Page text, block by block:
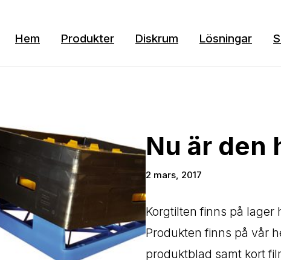
Hem Produkter Diskrum Lösningar
Nu är den
2 mars, 2017
Korgtilten finns på lager
Produkten finns på vår
produktblad samt kort